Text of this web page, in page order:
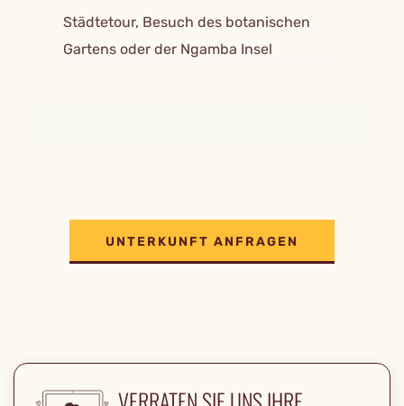
Städtetour, Besuch des botanischen
Gartens oder der Ngamba Insel
UNTERKUNFT ANFRAGEN